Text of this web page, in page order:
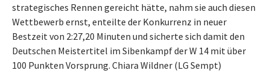
strategisches Rennen gereicht hätte, nahm sie auch diesen
Wettbewerb ernst, enteilte der Konkurrenz in neuer
Bestzeit von 2:27,20 Minuten und sicherte sich damit den
Deutschen Meistertitel im Sibenkampf der W 14 mit über
100 Punkten Vorsprung. Chiara Wildner (LG Sempt)